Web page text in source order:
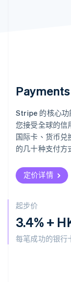
Payments
Stripe 的核心功
您接受全球的信
国际卡、货币兑
的几十种支付方
定价详情
起步价
3.4% +
每笔成功的银行
English
立陶宛
English
列支敦士登
Deutsch
卢森堡
Français
English
马尔他
English
美国
墨西哥